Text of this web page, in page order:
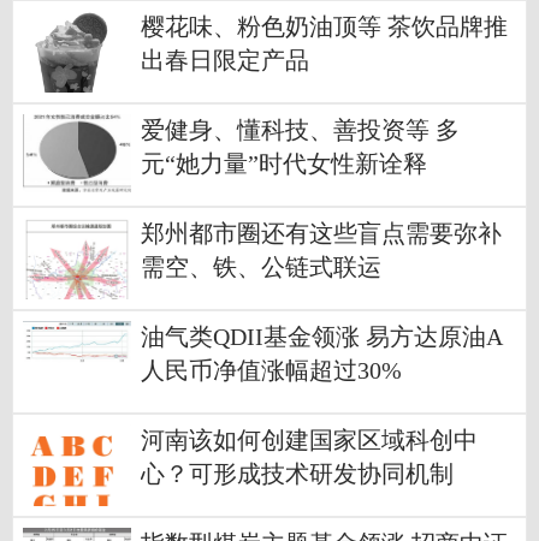
樱花味、粉色奶油顶等 茶饮品牌推
出春日限定产品
爱健身、懂科技、善投资等 多
元“她力量”时代女性新诠释
郑州都市圈还有这些盲点需要弥补
需空、铁、公链式联运
油气类QDII基金领涨 易方达原油A
人民币净值涨幅超过30%
河南该如何创建国家区域科创中
心？可形成技术研发协同机制